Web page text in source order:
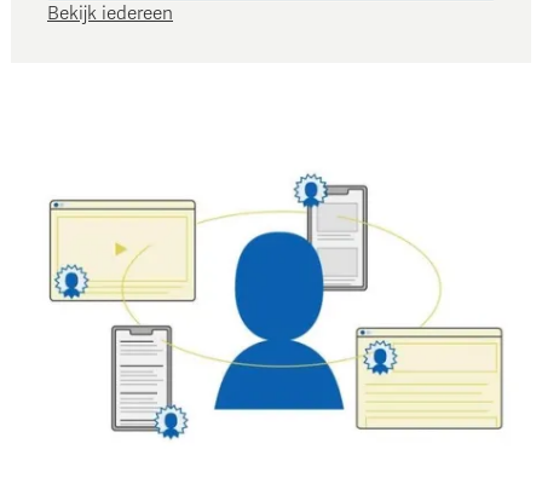
Bekijk iedereen